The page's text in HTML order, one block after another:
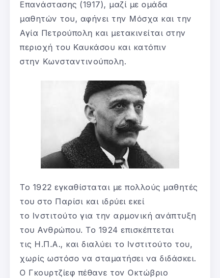
Επανάστασης (1917), μαζί με ομάδα
μαθητών του, αφήνει την Μόσχα και την
Αγία Πετρούπολη και μετακινείται στην
περιοχή του Καυκάσου και κατόπιν
στην Κωνσταντινούπολη.
Το 1922 εγκαθίσταται με πολλούς μαθητές
του στο Παρίσι και ιδρύει εκεί
το Ινστιτούτο για την αρμονική ανάπτυξη
του Ανθρώπου. Το 1924 επισκέπτεται
τις Η.Π.Α., και διαλύει το Ινστιτούτο του,
χωρίς ωστόσο να σταματήσει να διδάσκει.
Ο Γκουρτζίεφ πέθανε τον Οκτώβριο